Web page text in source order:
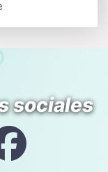
sociales